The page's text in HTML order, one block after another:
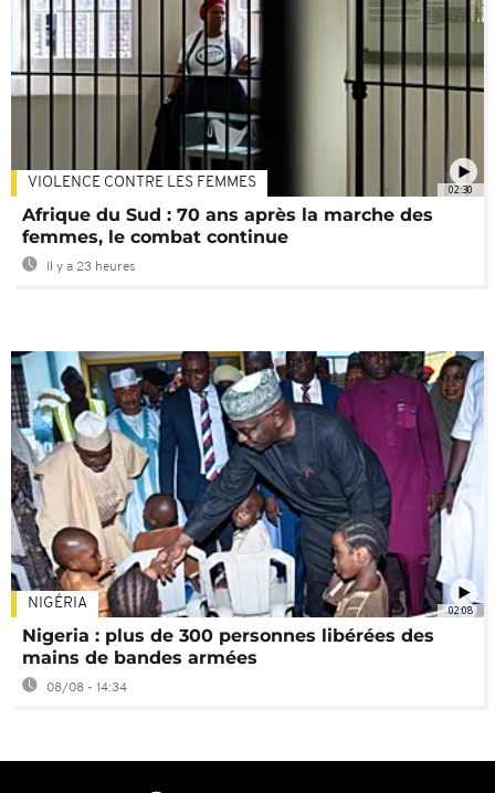
02:30
VIOLENCE CONTRE LES FEMMES
Afrique du Sud : 70 ans après la marche des
femmes, le combat continue
Il y a 23 heures
02:08
NIGÉRIA
Nigeria : plus de 300 personnes libérées des
mains de bandes armées
08/08 - 14:34